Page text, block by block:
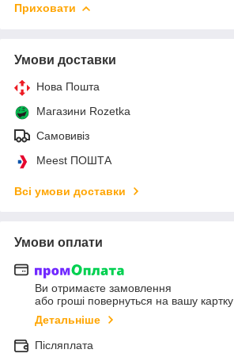
Приховати
Умови доставки
Нова Пошта
Магазини Rozetka
Самовивіз
Meest ПОШТА
Всі умови доставки
Умови оплати
Ви отримаєте замовлення
або гроші повернуться на вашу картку
Детальніше
Післяплата